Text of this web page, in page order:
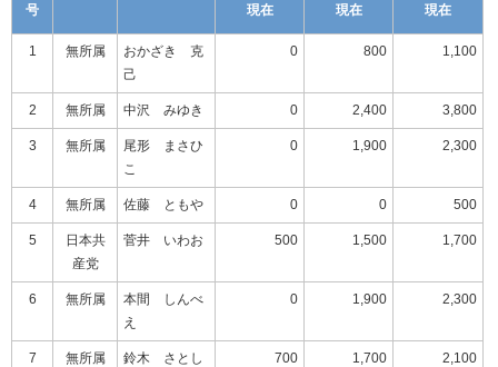
号
現在
現在
現在
1 無所属
おかざき 克
己
0 800 1,100
2 無所属 中沢 みゆき 0 2,400 3,800
3 無所属
尾形 まさひ
こ
0 1,900 2,300
4 無所属 佐藤 ともや 0 0 500
5
日本共
産党
菅井 いわお 500 1,500 1,700
6 無所属
本間 しんべ
え
0 1,900 2,300
7 無所属 鈴木 さとし 700 1,700 2,100